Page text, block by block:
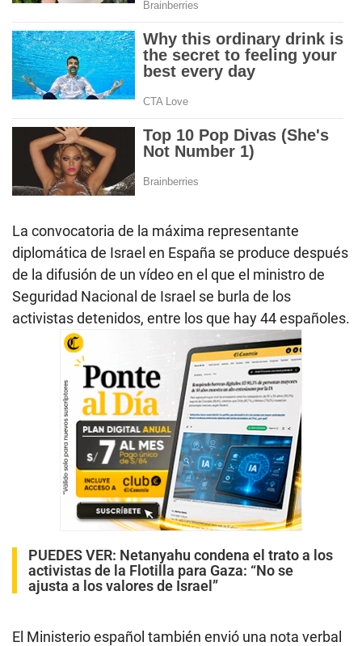
La convocatoria de la máxima representante
diplomática de Israel en España se produce después
de la difusión de un vídeo en el que el ministro de
Seguridad Nacional de Israel se burla de los
activistas detenidos, entre los que hay 44 españoles.
PUEDES VER: Netanyahu condena el trato a los
activistas de la Flotilla para Gaza: “No se
ajusta a los valores de Israel”
El Ministerio español también envió una nota verbal